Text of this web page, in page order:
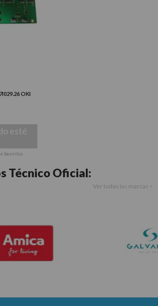
OKI
esté
favoritos
Técnico Oficial:
Ver todas las marcas >